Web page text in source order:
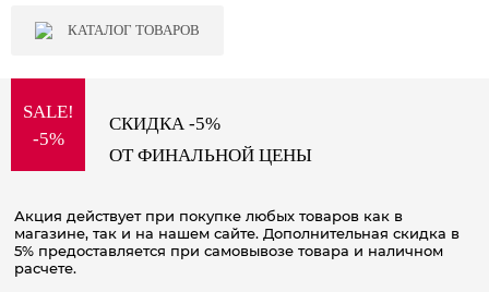
КАТАЛОГ ТОВАРОВ
SALE!
-5%
СКИДКА -5%
ОТ ФИНАЛЬНОЙ ЦЕНЫ
Акция действует при покупке любых товаров как в
магазине, так и на нашем сайте. Дополнительная скидка в
5% предоставляется при самовывозе товара и наличном
расчете.